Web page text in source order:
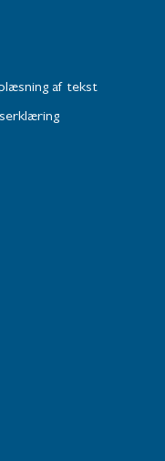
af tekst